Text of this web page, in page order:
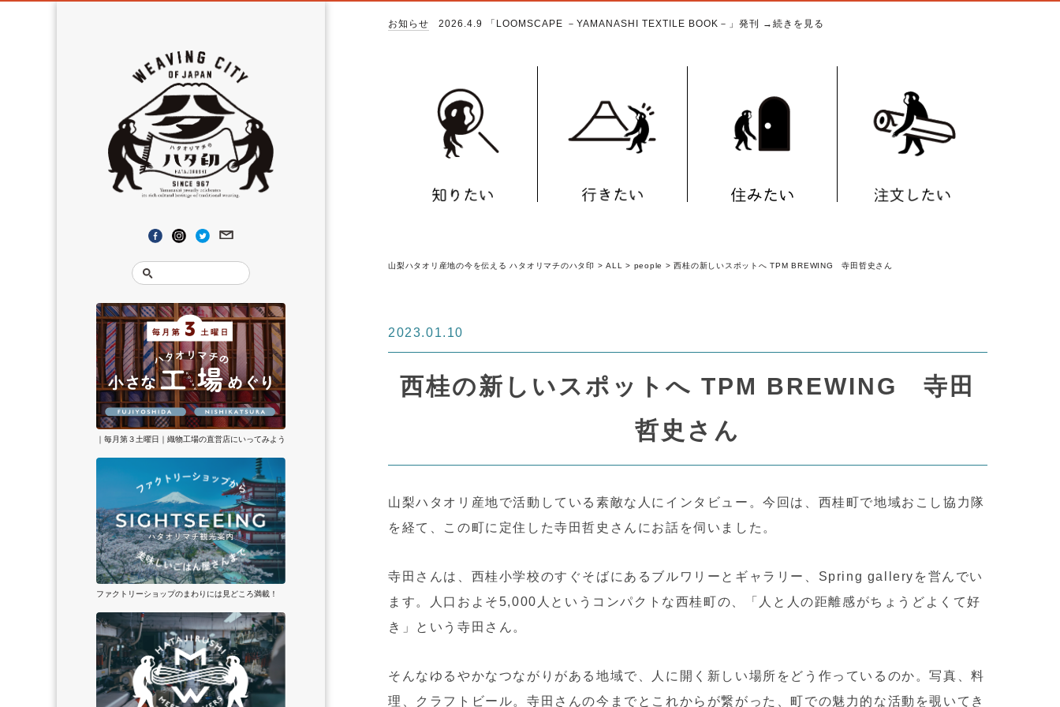
お知らせ 2026.4.9 「LOOMSCAPE －YAMANASHI TEXTILE BOOK－」発刊 →続きを見る
1000年継続したサステナブル産地を次の未来へ ものづくりの裏側を地元の若者が紹介しています 織物会社のONLINE SHOPを一挙にご紹介
｜MOVIE｜産地のすてきな動画を集めました 産地に関わるひとたちによるコラムです ハタ印とは
｜毎月第３土曜日｜織物工場の直営店にいってみよう ｜毎月第３土曜日｜氷室どよう市 ファクトリーショップのまわりには見どころ満載！
ハタオリマチで暮らすヒトたちのインタビュー ふじよしだ定住促進センター 富士吉田へ移住をお考えの方へ
織物の仕事を注文したい方はこちら 織物工場の連絡先一覧 準備工程の注文をしたい方はこちら
｜毎月第３土曜日｜織物工場の直営店にいってみよう
ファクトリーショップのまわりには見どころ満載！
山梨ハタオリ産地の今を伝える ハタオリマチのハタ印 > ALL > people >西桂の新しいスポットへ TPM BREWING 寺田哲史さん
2023.01.10
西桂の新しいスポットへ TPM BREWING 寺田
哲史さん
山梨ハタオリ産地で活動している素敵な人にインタビュー。今回は、西桂町で地域おこし協力隊
を経て、この町に定住した寺田哲史さんにお話を伺いました。
寺田さんは、西桂小学校のすぐそばにあるブルワリーとギャラリー、Spring galleryを営んでい
ます。人口およそ5,000人というコンパクトな西桂町の、「人と人の距離感がちょうどよくて好
き」という寺田さん。
そんなゆるやかなつながりがある地域で、人に開く新しい場所をどう作っているのか。写真、料
理、クラフトビール。寺田さんの今までとこれからが繋がった、町での魅力的な活動を覗いてき